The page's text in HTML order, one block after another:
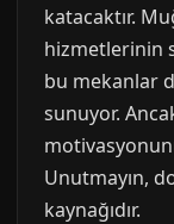
katacaktır.
hizmetlerinin
bu mekanlar
sunuyor.
Unutmayın,
kaynağıdır.